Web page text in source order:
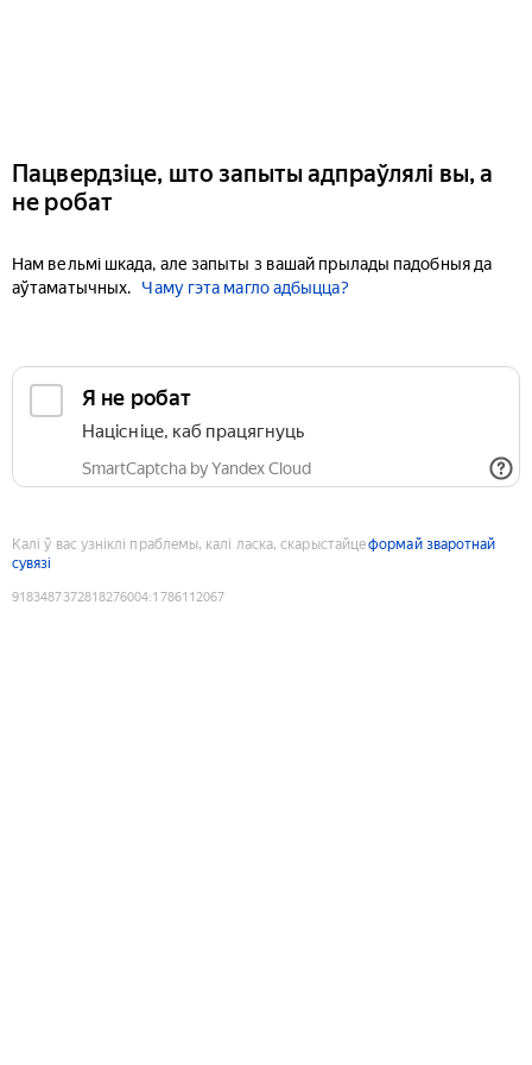
Пацвердзіце, што запыты адпраўлялі вы, а
не робат
Нам вельмі шкада, але запыты з вашай прылады падобныя да
аўтаматычных.
Чаму гэта магло адбыцца?
Я не робат
Націсніце, каб працягнуць
SmartCaptcha by Yandex Cloud
Калі ў вас узніклі праблемы, калі ласка, скарыстайцеформай зваротнай
сувязі
9183487372818276004:1786112067